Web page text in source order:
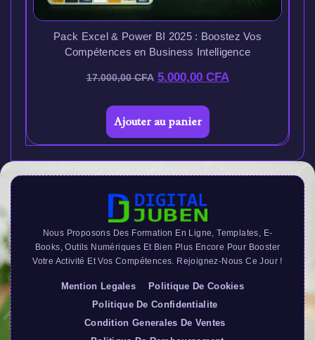
Pack Excel & Power BI 2025 : Boostez Vos
Compétences en Business Intelligence
17.000,00CFA 5.000,00 CFA
Ajouter au panier
Nous Proposons Des Formation En Ligne, Templates, E-
Books, Outils Numériques Et Bien Plus Encore Pour Booster
Votre Activité Et Vos Compétences. Rejoignez-Nous Ce Jour !
Mention Legales
Politique De Cookies
Politique De Confidentialite
Condition Generales De Ventes